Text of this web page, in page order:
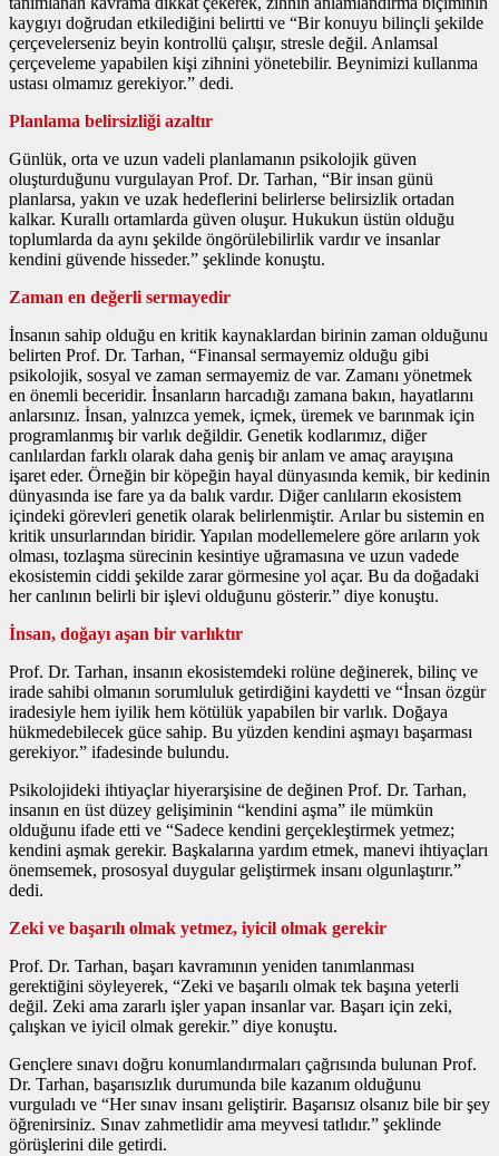
kaygıyı doğrudan etkilediğini belirtti ve “Bir konuyu bilinçli şekilde
çerçevelerseniz beyin kontrollü çalışır, stresle değil. Anlamsal
çerçeveleme yapabilen kişi zihnini yönetebilir. Beynimizi kullanma
ustası olmamız gerekiyor.” dedi.
Planlama belirsizliği azaltır
Günlük, orta ve uzun vadeli planlamanın psikolojik güven
oluşturduğunu vurgulayan Prof. Dr. Tarhan, “Bir insan günü
planlarsa, yakın ve uzak hedeflerini belirlerse belirsizlik ortadan
kalkar. Kurallı ortamlarda güven oluşur. Hukukun üstün olduğu
toplumlarda da aynı şekilde öngörülebilirlik vardır ve insanlar
kendini güvende hisseder.” şeklinde konuştu.
Zaman en değerli sermayedir
İnsanın sahip olduğu en kritik kaynaklardan birinin zaman olduğunu
belirten Prof. Dr. Tarhan, “Finansal sermayemiz olduğu gibi
psikolojik, sosyal ve zaman sermayemiz de var. Zamanı yönetmek
en önemli beceridir. İnsanların harcadığı zamana bakın, hayatlarını
anlarsınız. İnsan, yalnızca yemek, içmek, üremek ve barınmak için
programlanmış bir varlık değildir. Genetik kodlarımız, diğer
canlılardan farklı olarak daha geniş bir anlam ve amaç arayışına
işaret eder. Örneğin bir köpeğin hayal dünyasında kemik, bir kedinin
dünyasında ise fare ya da balık vardır. Diğer canlıların ekosistem
içindeki görevleri genetik olarak belirlenmiştir. Arılar bu sistemin en
kritik unsurlarından biridir. Yapılan modellemelere göre arıların yok
olması, tozlaşma sürecinin kesintiye uğramasına ve uzun vadede
ekosistemin ciddi şekilde zarar görmesine yol açar. Bu da doğadaki
her canlının belirli bir işlevi olduğunu gösterir.” diye konuştu.
İnsan, doğayı aşan bir varlıktır
Prof. Dr. Tarhan, insanın ekosistemdeki rolüne değinerek, bilinç ve
irade sahibi olmanın sorumluluk getirdiğini kaydetti ve “İnsan özgür
iradesiyle hem iyilik hem kötülük yapabilen bir varlık. Doğaya
hükmedebilecek güce sahip. Bu yüzden kendini aşmayı başarması
gerekiyor.” ifadesinde bulundu.
Psikolojideki ihtiyaçlar hiyerarşisine de değinen Prof. Dr. Tarhan,
insanın en üst düzey gelişiminin “kendini aşma” ile mümkün
olduğunu ifade etti ve “Sadece kendini gerçekleştirmek yetmez;
kendini aşmak gerekir. Başkalarına yardım etmek, manevi ihtiyaçları
önemsemek, prososyal duygular geliştirmek insanı olgunlaştırır.”
dedi.
Zeki ve başarılı olmak yetmez, iyicil olmak gerekir
Prof. Dr. Tarhan, başarı kavramının yeniden tanımlanması
gerektiğini söyleyerek, “Zeki ve başarılı olmak tek başına yeterli
değil. Zeki ama zararlı işler yapan insanlar var. Başarı için zeki,
çalışkan ve iyicil olmak gerekir.” diye konuştu.
Gençlere sınavı doğru konumlandırmaları çağrısında bulunan Prof.
Dr. Tarhan, başarısızlık durumunda bile kazanım olduğunu
vurguladı ve “Her sınav insanı geliştirir. Başarısız olsanız bile bir şey
öğrenirsiniz. Sınav zahmetlidir ama meyvesi tatlıdır.” şeklinde
görüşlerini dile getirdi.